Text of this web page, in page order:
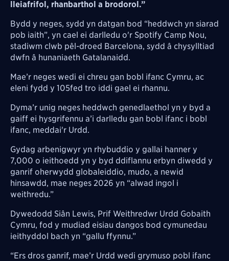
lleiafrifol, rhanbarthol a brodorol.”
Bydd y neges, sydd yn datgan bod “heddwch yn siarad
pob iaith”, yn cael ei darlledu o'r Spotify Camp Nou,
stadiwm clwb pêl-droed Barcelona, sydd â chysylltiad
dwfn â hunaniaeth Gatalanaidd.
Mae’r neges wedi ei chreu gan bobl ifanc Cymru, ac
eleni fydd y 105fed tro iddi gael ei rhannu.
Dyma’r unig neges heddwch genedlaethol yn y byd a
gaiff ei hysgrifennu a’i darlledu gan bobl ifanc i bobl
ifanc, meddai'r Urdd.
Gydag arbenigwyr yn rhybuddio y gallai hanner y
7,000 o ieithoedd yn y byd ddiflannu erbyn diwedd y
ganrif oherwydd globaleiddio, mudo, a newid
hinsawdd, mae neges 2026 yn “alwad ingol i
weithredu.”
Dywedodd Siân Lewis, Prif Weithredwr Urdd Gobaith
Cymru, fod y mudiad eisiau dangos bod cymunedau
ieithyddol bach yn “gallu ffynnu.”
“Ers dros ganrif, mae’r Urdd wedi grymuso pobl ifanc